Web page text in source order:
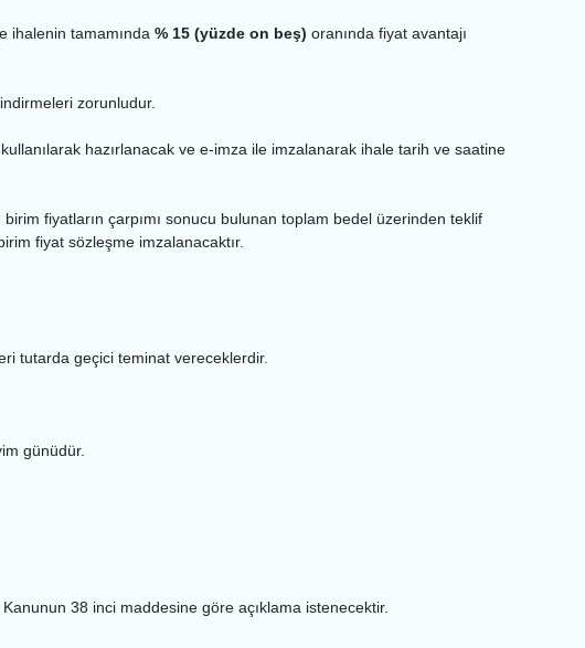
ihalenin tamamında % 15 (yüzde on beş) oranında fiyat avantajı
zorunludur.
hazırlanacak ve e-imza ile imzalanarak ihale tarih ve saatine
fiyatların çarpımı sonucu bulunan toplam bedel üzerinden teklif
fiyat sözleşme imzalanacaktır.
tutarda geçici teminat vereceklerdir.
günüdür.
38 inci maddesine göre açıklama istenecektir.